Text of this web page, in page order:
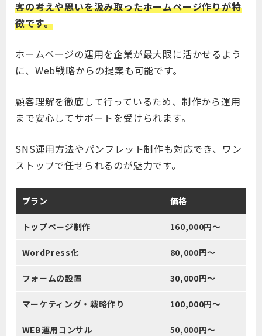
客の考えや思いを汲み取ったホームページ作りが特
徴です。
ホームページの運用を企業が最大限に活かせるよう
に、Web戦略からの提案も可能です。
顧客理解を徹底して行っているため、制作から運用
まで安心してサポートを受けられます。
SNS運用方法やパンフレット制作も対応でき、ワン
ストップで任せられるのが魅力です。
プラン 価格
トップページ制作 160,000円〜
WordPress化 80,000円〜
フォームの設置 30,000円〜
マーケティング・戦略作り 100,000円〜
WEB運用コンサル 50,000円〜